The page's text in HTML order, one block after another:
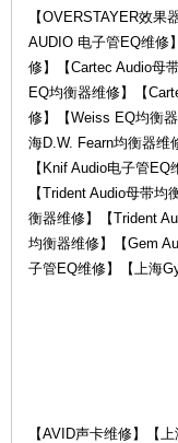
【OVERSTAYER效
AUDIO 电子管EQ维修
修】【Cartec Audio母
EQ均衡器维修】【
修】【Weiss EQ均衡
海D.W. Fearn均衡器维
【Knif Audio电子管
【Trident Audio母带
衡器维修】【Trident
均衡器维修】【Gem
子管EQ维修】【上海
【AVID声卡维修】【